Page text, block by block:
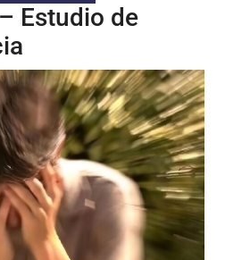
Estudio de